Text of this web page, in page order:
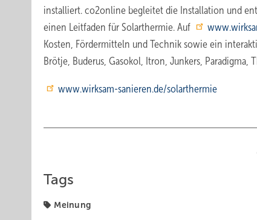
installiert. co2online begleitet die Installation und
einen Leitfaden für Solarthermie. Auf
Kosten, Fördermitteln und Technik sowie ein
Brötje, Buderus, Gasokol, Itron, Junkers, Paradigma,
www.wirksam-sanieren.de/solarthermie
Tags
Meinung